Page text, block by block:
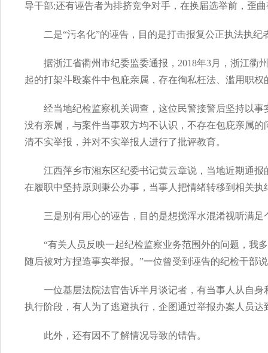
导干部;还有诬告者为排挤竞争对手，在换届选举前，歪
二是“污名化”的诬告，目的是打击报复公正执法执纪
据浙江省衢州市纪委监委通报，2018年3月，浙江衢
起的打架斗殴案件中包庇亲属，存在徇私枉法、滥用职权
经当地纪检监察机关调查，这位民警接警后坚持以
没有亲属，与案件当事双方均不认识，不存在包庇亲属
清不实举报，并对不实举报人进行了批评教育。
江西萍乡市湘东区纪委书记黄云章说，当地近期通
在履职中坚持原则秉公办事，当事人把情绪转移到相关
三是别有用心的诬告，目的是想搅浑水混淆视听满足
“有关人员反映一起纪检监察业务范围外的问题，我
随后被对方捏造事实举报。”一位曾受到诬告的纪检干部
一位基层法院法官告诉半月谈记者，有当事人从自
执行阶段，有人为了逃避执行，企图通过举报办案人员
此外，还有因不了解情况导致的错告。